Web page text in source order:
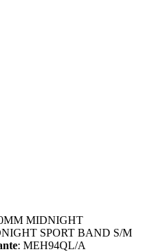
MIDNIGHT
SPORT BAND S/M
: MEH94QL/A